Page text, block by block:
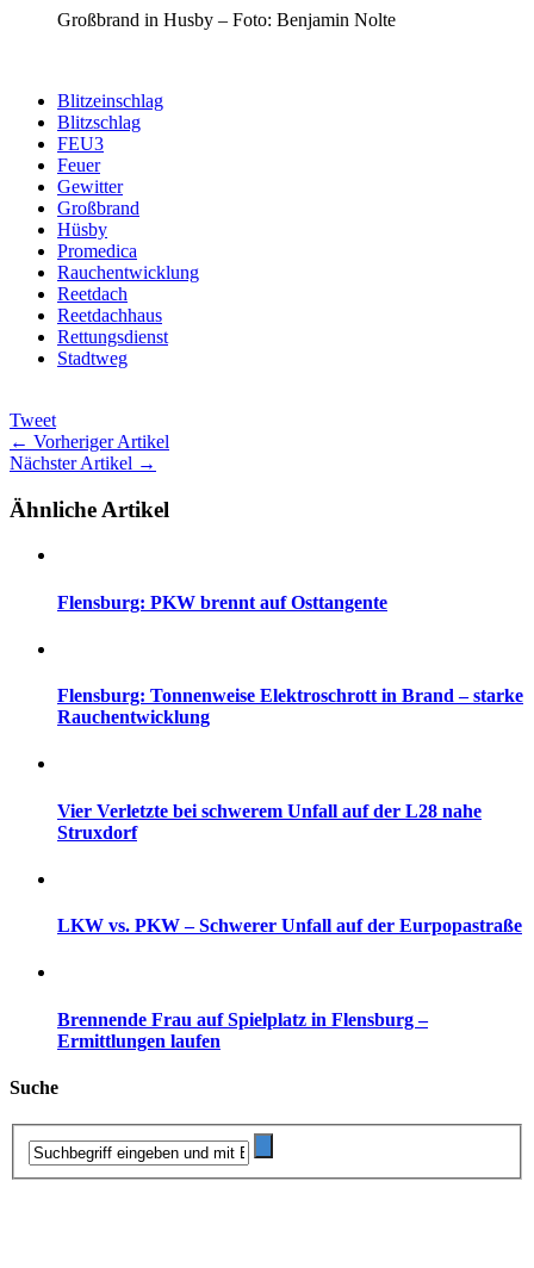
Großbrand in Husby – Foto: Benjamin Nolte
Blitzeinschlag
Blitzschlag
FEU3
Feuer
Gewitter
Großbrand
Hüsby
Promedica
Rauchentwicklung
Reetdach
Reetdachhaus
Rettungsdienst
Stadtweg
Tweet
← Vorheriger Artikel
Nächster Artikel →
Ähnliche Artikel
Flensburg: PKW brennt auf Osttangente
Flensburg: Tonnenweise Elektroschrott in Brand – starke
Rauchentwicklung
Vier Verletzte bei schwerem Unfall auf der L28 nahe
Struxdorf
LKW vs. PKW – Schwerer Unfall auf der Eurpopastraße
Brennende Frau auf Spielplatz in Flensburg –
Ermittlungen laufen
Suche